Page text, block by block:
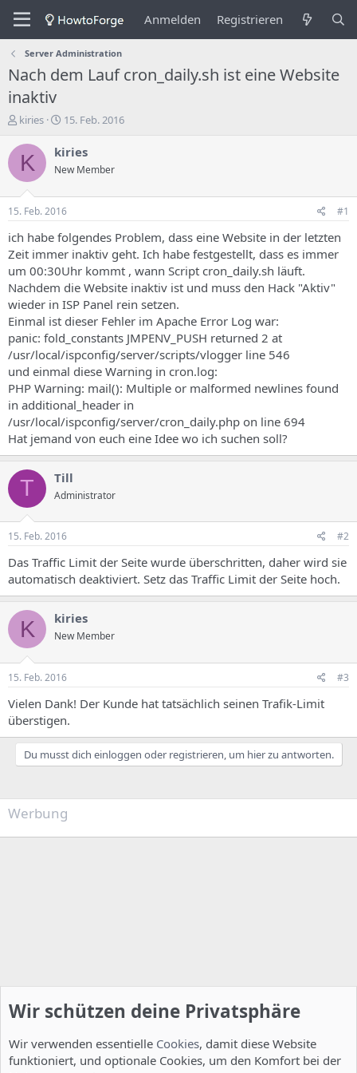
Anmelden Registrieren
Server Administration
Nach dem Lauf cron_daily.sh ist eine Website
inaktiv
E
s
e
e
r
d
e
s
T
h
e
m
s
kiries
E
s
e
l
u
n
s
d
a
t
u
m
15. Feb. 2016
K kiries
New Member
15. Feb. 2016 #1
ich habe folgendes Problem, dass eine Website in der letzten
Zeit immer inaktiv geht. Ich habe festgestellt, dass es immer
um 00:30Uhr kommt , wann Script cron_daily.sh läuft.
Nachdem die Website inaktiv ist und muss den Hack "Aktiv"
wieder in ISP Panel rein setzen.
Einmal ist dieser Fehler im Apache Error Log war:
panic: fold_constants JMPENV_PUSH returned 2 at
/usr/local/ispconfig/server/scripts/vlogger line 546
und einmal diese Warning in cron.log:
PHP Warning: mail(): Multiple or malformed newlines found
in additional_header in
/usr/local/ispconfig/server/cron_daily.php on line 694
Hat jemand von euch eine Idee wo ich suchen soll?
T Till
Administrator
15. Feb. 2016 #2
Das Traffic Limit der Seite wurde überschritten, daher wird sie
automatisch deaktiviert. Setz das Traffic Limit der Seite hoch.
K kiries
New Member
15. Feb. 2016 #3
Vielen Dank! Der Kunde hat tatsächlich seinen Trafik-Limit
überstigen.
Du musst dich einloggen oder registrieren, um hier zu antworten.
Werbung
Wir schützen deine Privatsphäre
Wir verwenden essentielle Cookies, damit diese Website
funktioniert, und optionale Cookies, um den Komfort bei der